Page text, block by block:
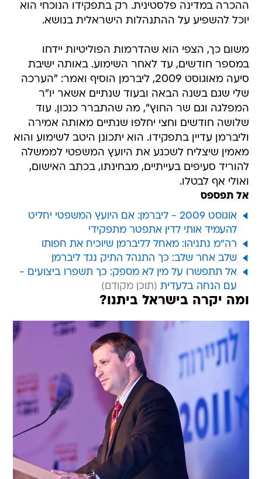
ההכרה במדינה פלסטינית. רק בתפקידו הנוכחי הוא
יוכל להשפיע על ההתנהלות הישראלית בנושא.
משום כך, הצפי הוא שהדרמות הפוליטיות יידחו
במספר חודשים, עד לאחר השימוע. באותה ישיבת
סיעה מאוגוסט 2009, ליברמן הוסיף ואמר: "הערכה
שלי שגם בשנה הבאה ובעוד שנתיים אשאר יו"ר
המפלגה וגם שר החוץ", מה שהתברר כנכון. עוד
שלושה חודשים וחצי יחלפו שנתיים מאותה אמירה
וליברמן עדיין בתפקידו. הוא יתכונן היטב לשימוע והוא
מאמין שיצליח לשכנע את היועץ המשפטי לממשלה
להוריד סעיפים בעייתיים, מבחינתו, בכתב האישום,
ואולי אף לבטלו.
אל תפספס
אוגוסט 2009 - ליברמן: אם היועץ המשפטי יחליט
להעמיד אותי לדין אתפטר מתפקידי
רה"מ נתניהו: מאחל לליברמן שיוכיח את חפותו
שלב אחר שלב: כך התנהל התיק נגד ליברמן
אל תתפשרו על מין לא מספק: כך תשפרו ביצועים -
עם הנחה בלעדית
ומה יקרה בישראל ביתנו?